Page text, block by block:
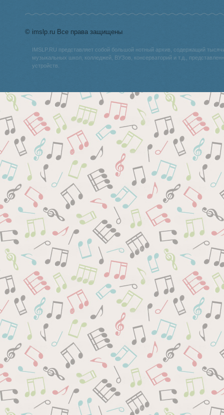
© imslp.ru Все права защищены
IMSLP.RU представляет собой большой нотный архив, содержащий
музыкальных школ, колледжей, ВУЗов, консерваторий и т.д.,
устройств.